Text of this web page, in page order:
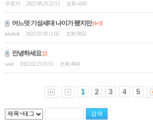
우호33
2022.08.25 22:13 조회 4105
어느덧 기성세대 나이가 됐지만[4+3]
tubebell
2022.03.18 11:02 조회 9852
안녕하세요[2]
wud
2022.02.25 01:15 조회 4041
1 2 3 4 5